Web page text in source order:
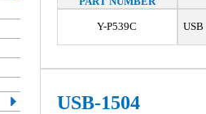
Y-P539C USB
USB-1504